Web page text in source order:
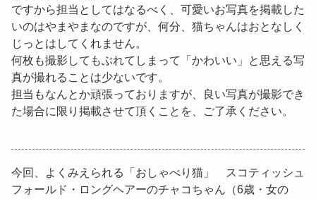
ですから担当としてはなるべく、可愛いお写真を掲載した
いのはやまやまなのですが、何分、猫ちゃんはおとなしく
じっとはしてくれません。
何枚も撮影してもぶれてしまって「かわいい」と思える写
真が撮れることは少ないです。
担当もなんとか頑張っておりますが、良い写真が撮影でき
た場合に限り掲載させて頂くことを、ご了承ください。
今回、よくみえられる「おしゃべり猫」 スコティッシュ
フォールド・ロングヘアーのチャコちゃん（6歳・女の